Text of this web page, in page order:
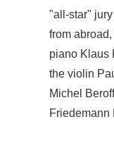
"all-star"
from
piano Klaus
the violin
Michel
Friedemann